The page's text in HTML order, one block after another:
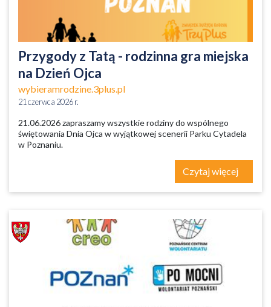
Przygody z Tatą - rodzinna gra miejska
na Dzień Ojca
wybieramrodzine.3plus.pl
21 czerwca 2026 r.
21.06.2026 zapraszamy wszystkie rodziny do wspólnego
świętowania Dnia Ojca w wyjątkowej scenerii Parku Cytadela
w Poznaniu.
Czytaj więcej